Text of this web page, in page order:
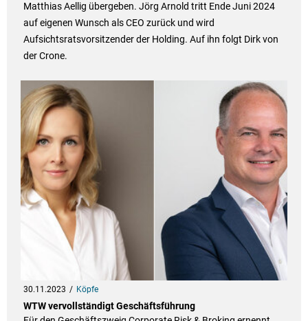
Matthias Aellig übergeben. Jörg Arnold tritt Ende Juni 2024
auf eigenen Wunsch als CEO zurück und wird
Aufsichtsratsvorsitzender der Holding. Auf ihn folgt Dirk von
der Crone.
30.11.2023 Köpfe
WTW vervollständigt Geschäftsführung